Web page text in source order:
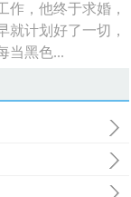
，他终于求婚，
就计划好了一切，
当黑色...